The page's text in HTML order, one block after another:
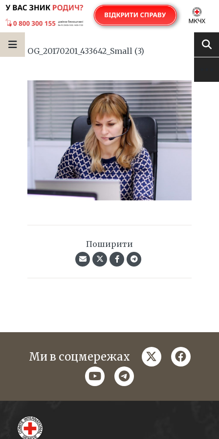
OG_20170201_433642_Small (3)
Поширити
Ми в соцмережах twitter
youtubetelegram